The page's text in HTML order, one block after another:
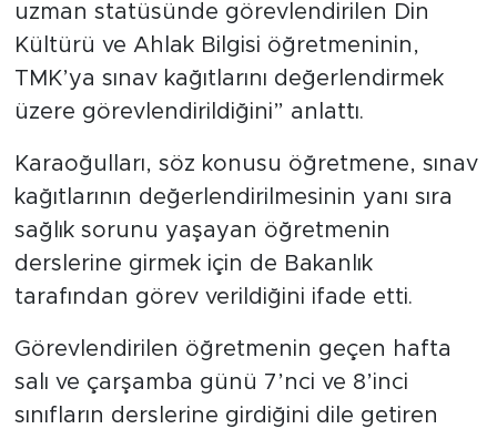
uzman statüsünde görevlendirilen Din
Kültürü ve Ahlak Bilgisi öğretmeninin,
TMK’ya sınav kağıtlarını değerlendirmek
üzere görevlendirildiğini” anlattı.
Karaoğulları, söz konusu öğretmene, sınav
kağıtlarının değerlendirilmesinin yanı sıra
sağlık sorunu yaşayan öğretmenin
derslerine girmek için de Bakanlık
tarafından görev verildiğini ifade etti.
Görevlendirilen öğretmenin geçen hafta
salı ve çarşamba günü 7’nci ve 8’inci
sınıfların derslerine girdiğini dile getiren